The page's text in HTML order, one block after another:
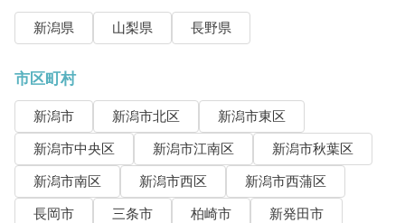
新潟県 山梨県 長野県
市区町村
新潟市 新潟市北区
新潟市東区
新潟市中央区
新潟市江南区
新潟市秋葉区
新潟市南区
新潟市西区
新潟市西蒲区
長岡市
三条市 柏崎市
新発田市